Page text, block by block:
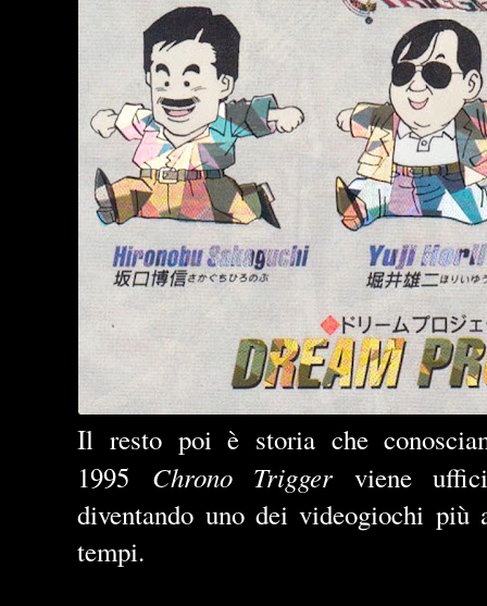
Il resto poi è storia che
1995 Chrono Triggerviene
diventando uno dei videogiochi
tempi.